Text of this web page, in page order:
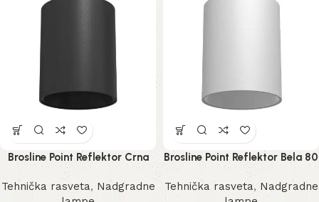
Brosline Point Reflektor Crna
80 mm 115 mm
Tehnička rasveta,Nadgradne
Brosline Point Reflektor Bela 80
mm 115 mm
Tehnička rasveta, Nadgradne